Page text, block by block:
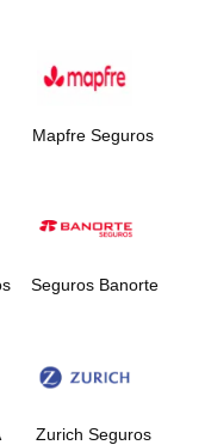
Mapfre Seguros
Seguros Banorte
Zurich Seguros